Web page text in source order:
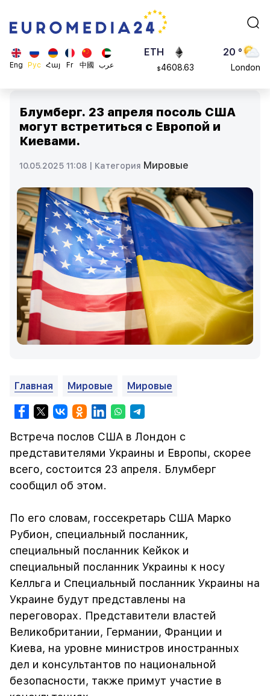
Eng Рус Հայ Fr 中國 عرب
ADA
0.868816
ETH
$4608.63
20 °
London
23 °
Madrid
Блумберг. 23 апреля посоль США
могут встретиться с Европой и
Киевами.
10.05.2025 11:08 | Категория Мировые
Главная Мировые Мировые
Встреча послов США в Лондон с
представителями Украины и Европы, скорее
всего, состоится 23 апреля. Блумберг
сообщил об этом.
По его словам, госсекретарь США Марко
Рубион, специальный посланник,
специальный посланник Кейкок и
специальный посланник Украины к носу
Келльга и Специальный посланник Украины на
Украине будут представлены на
переговорах. Представители властей
Великобритании, Германии, Франции и
Киева, на уровне министров иностранных
дел и консультантов по национальной
безопасности, также примут участие в